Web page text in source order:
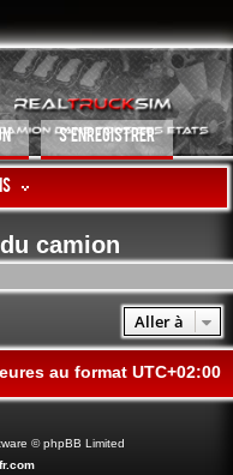
S’ENREGISTRER
camion
Aller à
au format UTC+02:00
© phpBB Limited